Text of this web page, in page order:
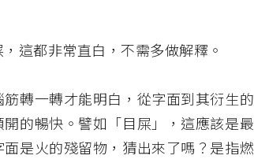
這都非常直白，不需多做解釋。
轉一轉才能明白，從字面到其衍生的
的暢快。譬如「目屎」，這應該是最
是火的殘留物，猜出來了嗎？是指燃